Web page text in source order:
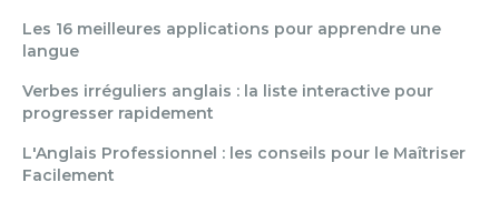
Les 16 meilleures applications pour apprendre une
langue
Verbes irréguliers anglais : la liste interactive pour
progresser rapidement
L'Anglais Professionnel : les conseils pour le Maîtriser
Facilement